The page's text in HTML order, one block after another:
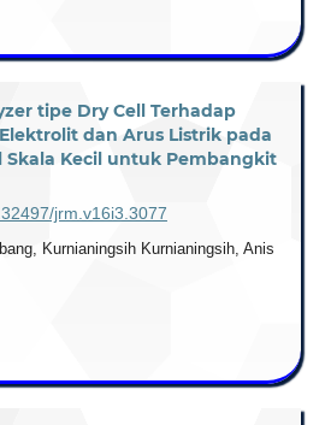
tipe Dry Cell Terhadap
dan Arus Listrik pada
Skala Kecil untuk Pembangkit
jrm.v16i3.3077
Kurnianingsih Kurnianingsih, Anis